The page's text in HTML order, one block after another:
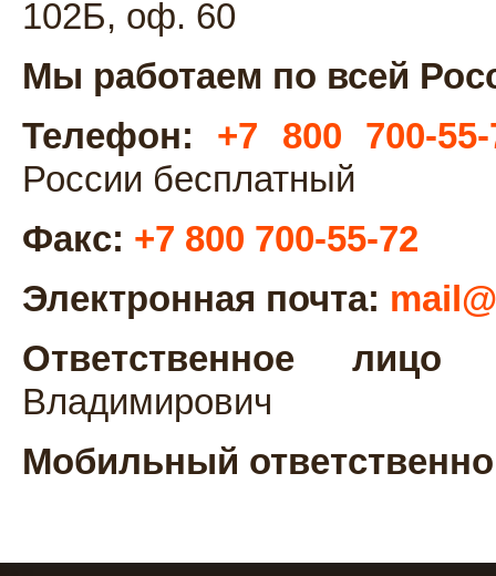
102Б, оф. 60
Мы работаем по всей
Телефон: +7 800 700-55-
России бесплатный
Факс: +7 800 700-55-72
Электронная почта:
Ответственное лицо
Владимирович
Мобильный